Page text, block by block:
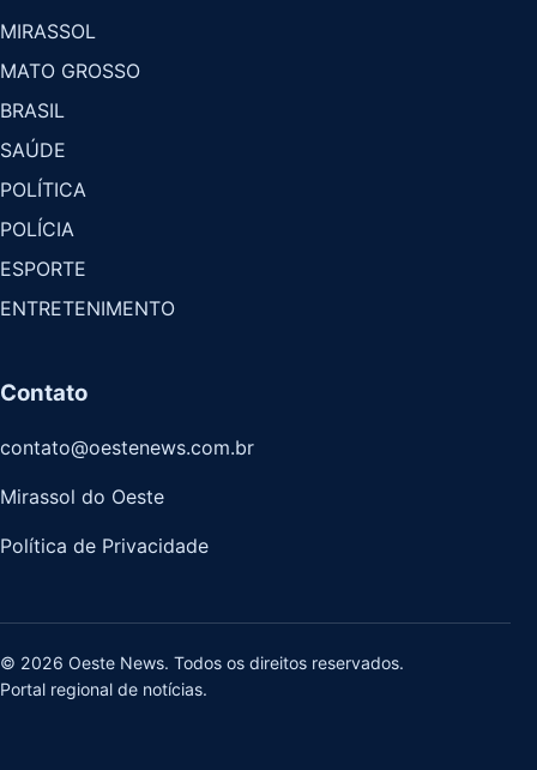
MIRASSOL
MATO GROSSO
BRASIL
SAÚDE
POLÍTICA
POLÍCIA
ESPORTE
ENTRETENIMENTO
Contato
contato@oestenews.com.br
Mirassol do Oeste
Política de Privacidade
© 2026 Oeste News. Todos os direitos reservados.
Portal regional de notícias.